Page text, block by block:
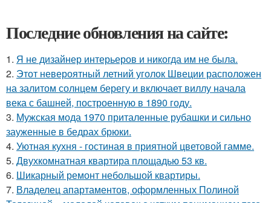
Последние обновления на сайте:
1. Я не дизайнер интерьеров и никогда им не была.
2. Этот невероятный летний уголок Швеции расположен
на залитом солнцем берегу и включает виллу начала
века с башней, построенную в 1890 году.
3. Мужская мода 1970 приталенные рубашки и сильно
зауженные в бедрах брюки.
4. Уютная кухня - гостиная в приятной цветовой гамме.
5. Двухкомнатная квартира площадью 53 кв.
6. Шикарный ремонт небольшой квартиры.
7. Владелец апартаментов, оформленных Полиной